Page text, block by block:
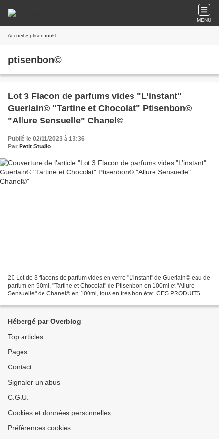
MENU
Accueil » ptisenbon©
ptisenbon©
Lot 3 Flacon de parfums vides "L’instant"
Guerlain© "Tartine et Chocolat" Ptisenbon©
"Allure Sensuelle" Chanel©
Publié le 02/11/2023 à 13:36
Par Petit Studio
2€ Lot de 3 flacons de parfum vides en verre "L'instant" de Guerlain© eau de
parfum en 50ml, "Tartine et Chocolat" de Ptisenbon en 100ml et "Allure
Sensuelle" de Chanel© en 100ml, tous en très bon état. CES PRODUITS
Hébergé par Overblog
Top articles
Pages
Contact
Signaler un abus
C.G.U.
Cookies et données personnelles
Préférences cookies